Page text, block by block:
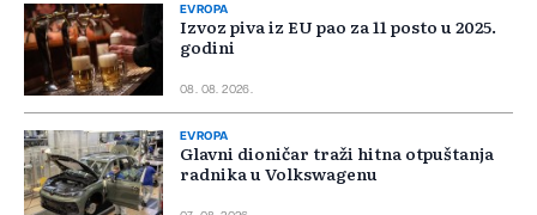
EVROPA
Izvoz piva iz EU pao za 11 posto u 2025.
godini
08. 08. 2026.
EVROPA
Glavni dioničar traži hitna otpuštanja
radnika u Volkswagenu